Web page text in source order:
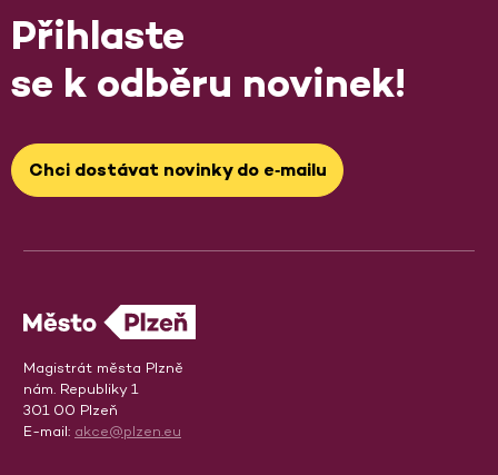
Přihlaste
se k odběru novinek!
Chci dostávat novinky do e‑mailu
Magistrát města Plzně
nám. Republiky 1
301 00 Plzeň
E-mail: akce@plzen.eu